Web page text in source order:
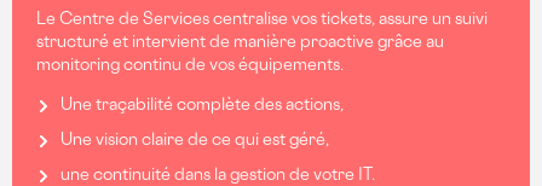
Le Centre de Services centralise vos tickets, assure un suivi
structuré et intervient de manière proactive grâce au
monitoring continu de vos équipements.
Une traçabilité complète des actions,
Une vision claire de ce qui est géré,
une continuité dans la gestion de votre IT.